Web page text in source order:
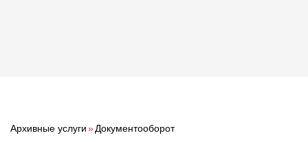
Архивные услуги»Документооборот